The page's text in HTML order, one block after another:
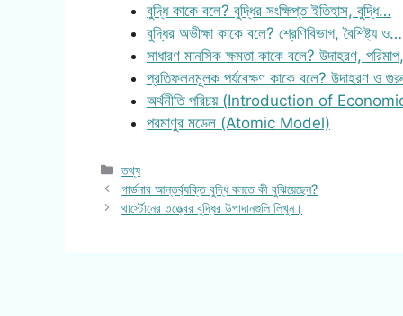
বুদ্ধি কাকে বলে? বুদ্ধির সংক্ষিপ্ত ইতিহাস, বুদ্ধি…
বুদ্ধির অভীক্ষা কাকে বলে? শ্রেণিবিভাগ, বৈশিষ্ট্য ও…
সাধারণ মানসিক ক্ষমতা কাকে বলে? উদাহরণ,
প্রতিফলনমূলক পর্যবেক্ষণ কাকে বলে? উদাহরণ ও
অর্থনীতি পরিচয় (Introduction of
পরমাণুর মডেল (Atomic Model)
Categories
তথ্য
গার্ডনার আন্তর্ব্যক্তি বুদ্ধি বলতে কী বুঝিয়েছেন?
থার্স্টোনের তত্ত্বের বুদ্ধির উপাদানগুলি লিখুন।